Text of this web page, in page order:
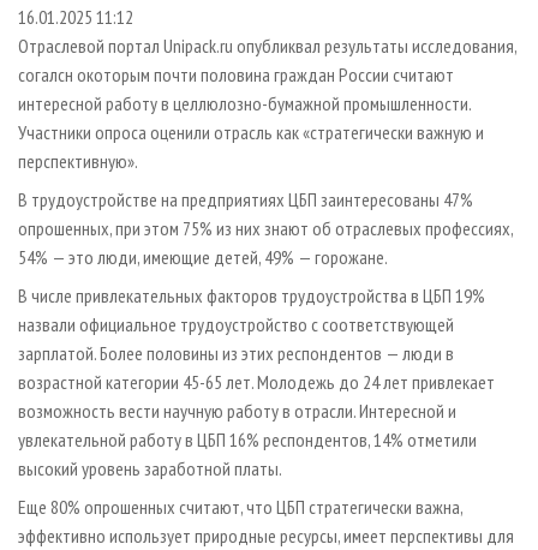
СУШКА ДРЕВЕСИНЫ
ПРОИЗВОДСТВО ДРЕВЕСНЫХ ПЛИТ
ДЕРЕВЯННОЕ ДОМОСТРОЕНИЕ
ПРОИЗВОДСТВО МЕБЕЛИ
БИОЭНЕРГЕТИКА
ЦБП
ИНСТРУМЕНТ И МАТЕРИАЛЫ
ПЕРСОНЫ
МОБИЛЬНЫЕ ВЫСТАВКИ
ОФИЦИАЛЬНЫЕ ДЕЛЕГАЦИИ
ПРИОРИТЕТНЫЕ ИНВЕСТПРОЕКТЫ
RUSSIAN FORESTRY REVIEW
ГАЗЕТА ЛЕСПРОМФОРУМ
БИБЛИОТЕКА СПЕЦИАЛИСТА
КОНТАКТЫ
РЕКЛАМА
РЕКЛАМА НА САЙТЕ
16.01.2025 11:12
Отраслевой портал Unipack.ru опубликвал результаты исследования,
согалсн окоторым почти половина граждан России считают
интересной работу в целлюлозно-бумажной промышленности.
Участники опроса оценили отрасль как «стратегически важную и
перспективную».
В трудоустройстве на предприятиях ЦБП заинтересованы 47%
опрошенных, при этом 75% из них знают об отраслевых профессиях,
54% — это люди, имеющие детей, 49% — горожане.
В числе привлекательных факторов трудоустройства в ЦБП 19%
назвали официальное трудоустройство с соответствующей
зарплатой. Более половины из этих респондентов — люди в
возрастной категории 45-65 лет. Молодежь до 24 лет привлекает
возможность вести научную работу в отрасли. Интересной и
увлекательной работу в ЦБП 16% респондентов, 14% отметили
высокий уровень заработной платы.
Еще 80% опрошенных считают, что ЦБП стратегически важна,
эффективно использует природные ресурсы, имеет перспективы для